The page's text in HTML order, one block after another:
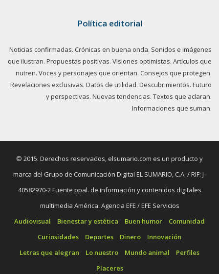
Política editorial
Noticias confirmadas. Crónicas en buena onda. Sonidos e imágenes
que ilustran. Propuestas positivas. Visiones optimistas. Artículos que
nutren. Voces y personajes que orientan. Consejos que protegen.
Revelaciones exclusivas. Datos de utilidad. Descubrimientos. Futuro
y perspectivas. Nuevas tendencias. Textos que aclaran.
Informaciones que suman.
© 2015. Derechos reservados, elsumario.com es un producto y
marca del Grupo de Comunicación Digital EL SUMARIO, C.A. / RIF: J-
40582970-2 Fuente ppal. de información y contenidos digitales
multimedia América: Agencia EFE / EFE Servicios
Audiovisual
Bienestar y estética Buen humor
Comunidad
Curiosidades
Deportes Dinero
Innovación
Letras que alegran
Lo nuestro Mundo animal
Perfiles
Placeres